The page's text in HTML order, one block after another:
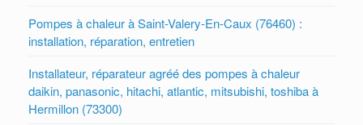
Pompes à chaleur à Saint-Valery-En-Caux (76460) :
installation, réparation, entretien
Installateur, réparateur agréé des pompes à chaleur
daikin, panasonic, hitachi, atlantic, mitsubishi, toshiba à
Hermillon (73300)